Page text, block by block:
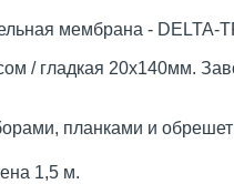
мембрана - DELTA-
/ гладкая 20х140мм.
планками и
1,5 м.